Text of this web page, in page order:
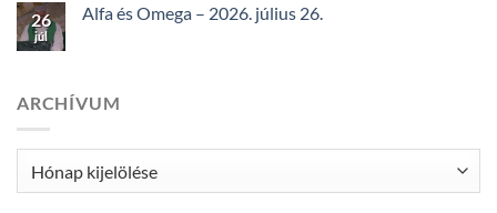
26
júl
Alfa és Omega – 2026. július 26.
ARCHÍVUM